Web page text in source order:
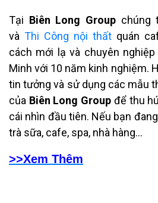
Tại Biên Long Group chúng
và Thi Công nội thất quán
cách mới lạ và chuyên
Minh với 10 năm kinh nghiệm.
tin tưởng và sử dụng các mẫu
của Biên Long Group để thu
cái nhìn đầu tiên. Nếu bạn
trà sữa, cafe, spa, nhà hàng...
>>Xem Thêm